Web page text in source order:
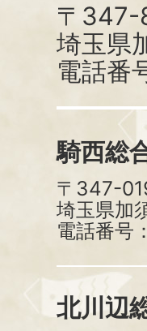
〒347-
埼玉県
電話番
騎西総
〒347-
埼玉県加
電話番号
北川辺